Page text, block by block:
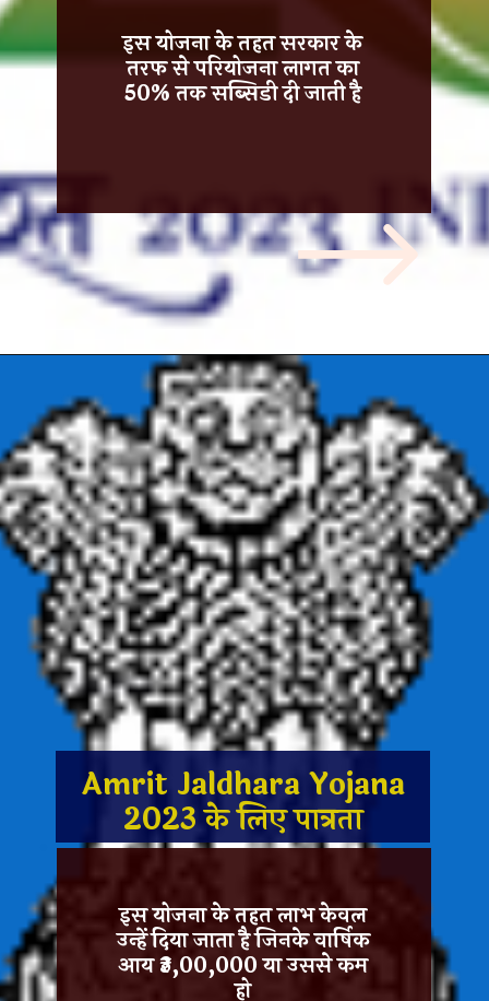
इस योजना के तहत सरकार के
तरफ से परियोजना लागत का
50% तक सब्सिडी दी जाती है
Amrit Jaldhara Yojana
2023 के लिए पात्रता
इस योजना के तहत लाभ केवल
उन्हें दिया जाता है जिनके वार्षिक
आय ₹3,00,000 या उससे कम
हो